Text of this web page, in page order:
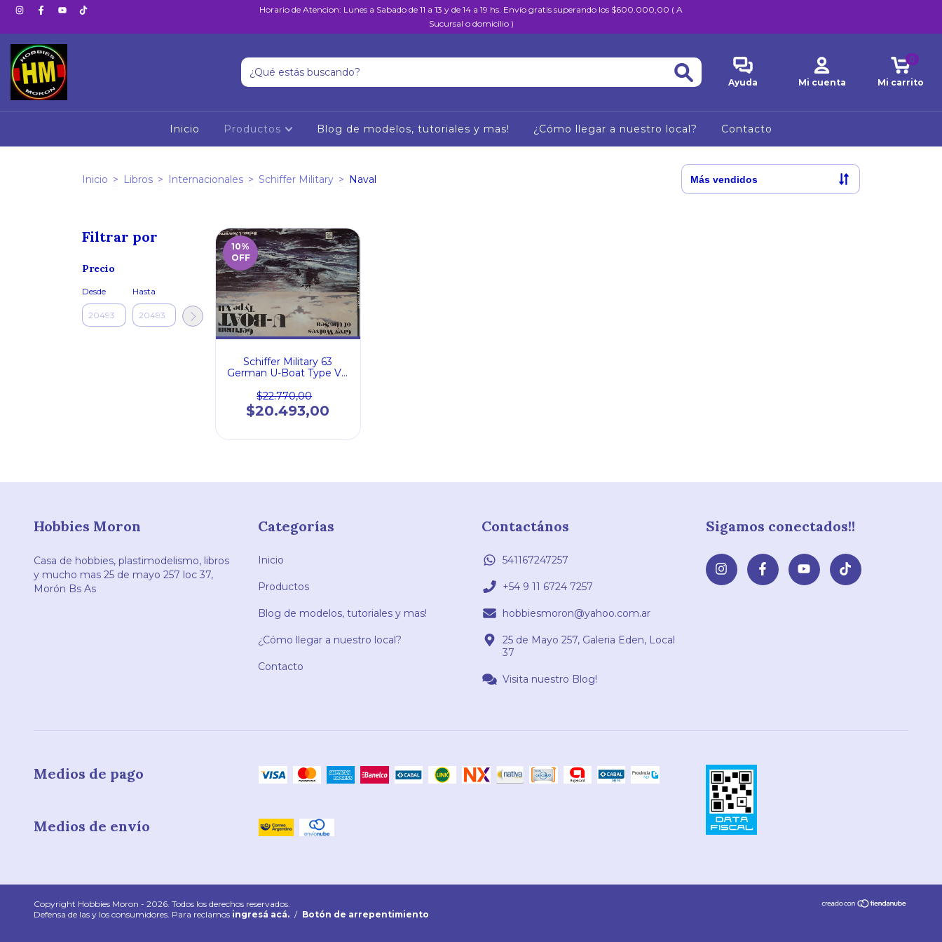
Horario de Atencion: Lunes a Sabado de 11 a 13 y de 14 a 19 hs. Envío gratis superando los $600.000,00 ( A
Sucursal o domicilio )
Ayuda Mi cuenta Mi carrito
0
Inicio Productos Blog de modelos, tutoriales y mas! ¿Cómo llegar a nuestro local? Contacto
Inicio > Libros > Internacionales > Schiffer Military > Naval
Filtrar por
Precio
Desde Hasta
10%
OFF
Schiffer Military 63
German U-Boat Type VII
$22.770,00
$20.493,00
Hobbies Moron
Casa de hobbies, plastimodelismo, libros
y mucho mas 25 de mayo 257 loc 37,
Morón Bs As
Categorías
Inicio
Productos
Blog de modelos, tutoriales y mas!
¿Cómo llegar a nuestro local?
Contacto
Contactános
541167247257
+54 9 11 6724 7257
hobbiesmoron@yahoo.com.ar
25 de Mayo 257, Galeria Eden, Local
37
Visita nuestro Blog!
Sigamos conectados!!
Medios de pago
Medios de envío
Copyright Hobbies Moron - 2026. Todos los derechos reservados.
Defensa de las y los consumidores. Para reclamos ingresá acá. / Botón de arrepentimiento